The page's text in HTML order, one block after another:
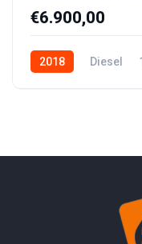
€6.900,00
2018 Diesel